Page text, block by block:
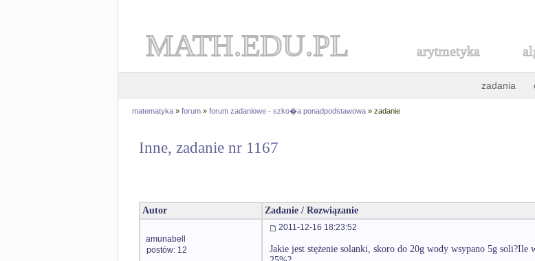
MATH.EDU.PL arytmetyka
zadania
matematyka » forum » forum zadaniowe - szko�a ponadpodstawowa » zadanie
Inne, zadanie nr 1167
Autor Zadanie / Rozwiązanie
amunabell
postów: 12
2011-12-16 18:23:52
Jakie jest stężenie solanki, skoro do 20g wody wsypano 5g soli?Ile